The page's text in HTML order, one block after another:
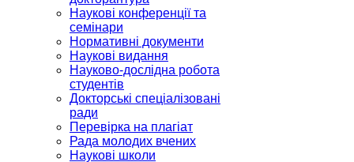
Наукові конференції та
семінари
Нормативні документи
Наукові видання
Науково-дослідна робота
студентів
Докторські спеціалізовані
ради
Перевірка на плагіат
Рада молодих вчених
Наукові школи